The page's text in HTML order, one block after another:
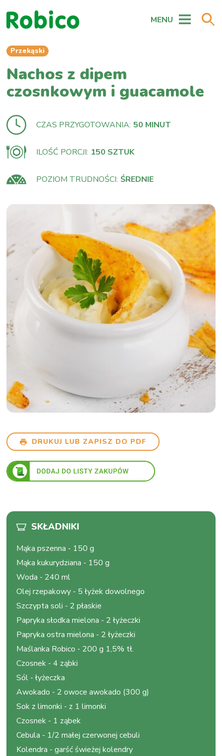
MENU
Przekąski
Nachos z dipem
czosnkowym i guacamole
CZAS PRZYGOTOWANIA: 50 MINUT
ILOŚĆ PORCJI: 150 SZTUK
POZIOM TRUDNOŚCI: ŚREDNIE
DRUKUJ LUB ZAPISZ DO PDF
SKŁADNIKI
Mąka pszenna - 150 g
Mąka kukurydziana - 150 g
Woda - 240 ml
Olej rzepakowy - 5 łyżek dowolnego
Szczypta soli - 2 płaskie
Papryka słodka mielona - 2 łyżeczki
Papryka ostra mielona - 2 łyżeczki
Maślanka Robico - 200 g 1,5% tł.
Czosnek -4 ząbki
Sól -łyżeczka
Awokado - 2 owoce awokado (300 g)
Sok z limonki - z 1 limonki
Czosnek - 1 ząbek
Cebula - 1/2 małej czerwonej cebuli
Kolendra -garść świeżej kolendry